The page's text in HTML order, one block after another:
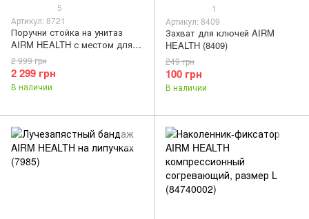
5
Артикул: 8721
Поручни стойка на унитаз
AIRM HEALTH с местом для
хранения (8721)
2 299 грн
2 999 грн
В наличии
1
Артикул: 8409
Захват для ключей AIRM
HEALTH (8409)
100 грн
249 грн
В наличии